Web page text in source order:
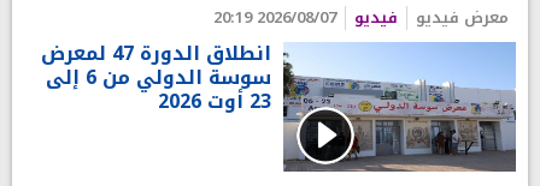
معرض فيديو فيديو 2026/08/07 20:19
انطلاق الدورة 47 لمعرض
سوسة الدولي من 6 إلى
23 أوت 2026